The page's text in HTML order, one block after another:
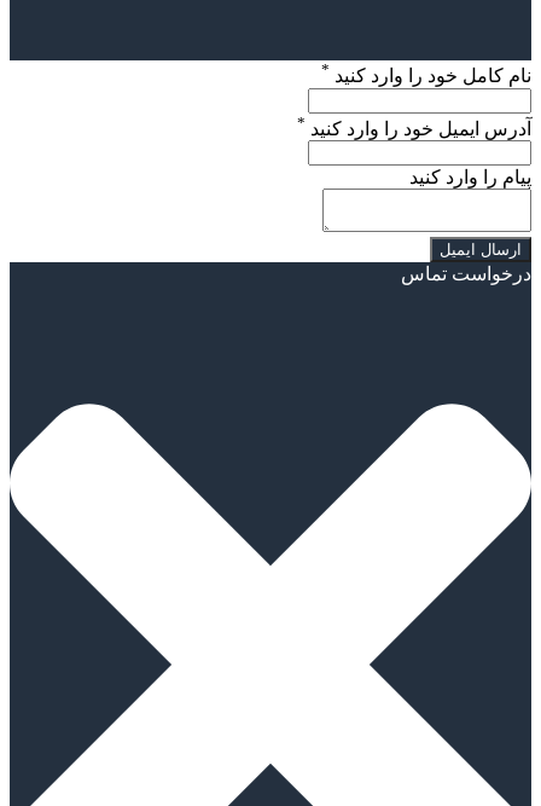
نام کامل خود را وارد کنید *
آدرس ایمیل خود را وارد کنید *
پیام را وارد کنید
درخواست تماس